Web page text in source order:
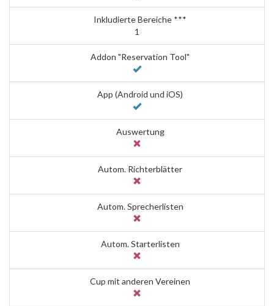
Inkludierte Bereiche ***
1
Addon "Reservation Tool"
App (Android und iOS)
Auswertung
Autom. Richterblätter
Autom. Sprecherlisten
Autom. Starterlisten
Cup mit anderen Vereinen